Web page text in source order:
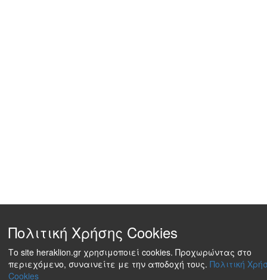
Πολιτική Χρήσης Cookies
Το site heraklion.gr χρησιμοποιεί cookies. Προχωρώντας στο
περιεχόμενο, συναινείτε με την αποδοχή τους. Πολιτική
Cookies